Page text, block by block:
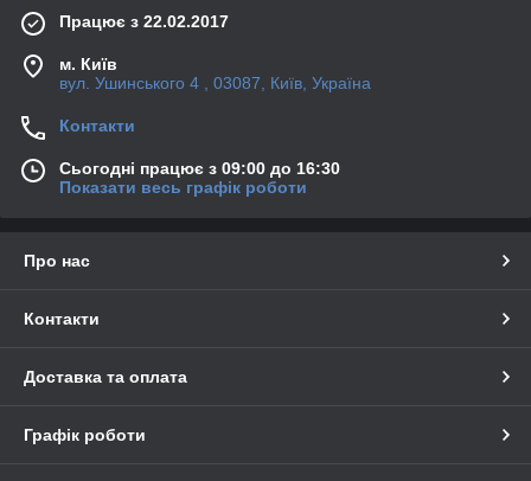
Працює з 22.02.2017
м. Київ
вул. Ушинського 4 , 03087, Київ, Україна
Контакти
Сьогодні працює з 09:00 до 16:30
Показати весь графік роботи
Про нас
Контакти
Доставка та оплата
Графік роботи